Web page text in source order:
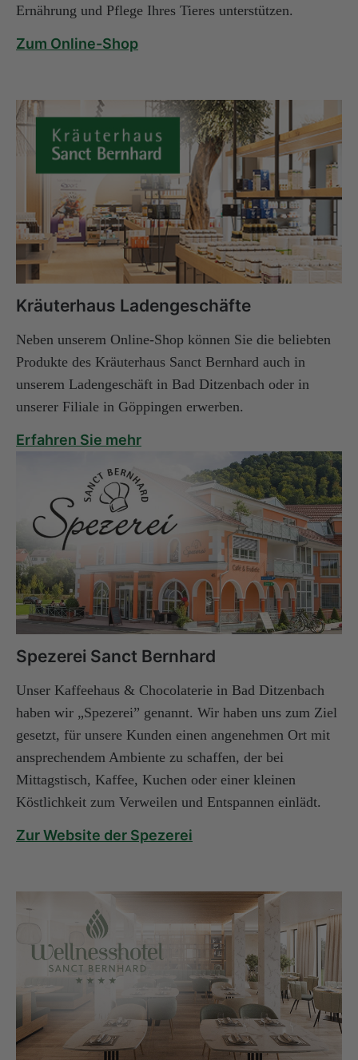
Ernährung und Pflege Ihres Tieres unterstützen.
Zum Online-Shop
Kräuterhaus Ladengeschäfte
Neben unserem Online-Shop können Sie die beliebten
Produkte des Kräuterhaus Sanct Bernhard auch in
unserem Ladengeschäft in Bad Ditzenbach oder in
unserer Filiale in Göppingen erwerben.
Erfahren Sie mehr
Spezerei Sanct Bernhard
Unser Kaffeehaus & Chocolaterie in Bad Ditzenbach
haben wir „Spezerei” genannt. Wir haben uns zum Ziel
gesetzt, für unsere Kunden einen angenehmen Ort mit
ansprechendem Ambiente zu schaffen, der bei
Mittagstisch, Kaffee, Kuchen oder einer kleinen
Köstlichkeit zum Verweilen und Entspannen einlädt.
Zur Website der Spezerei